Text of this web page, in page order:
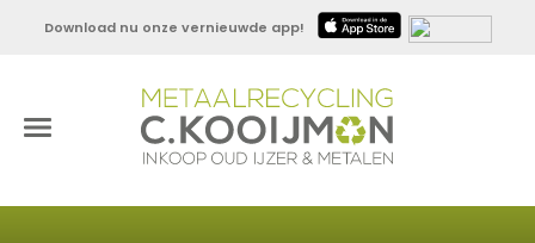
Download nu onze vernieuwde app!